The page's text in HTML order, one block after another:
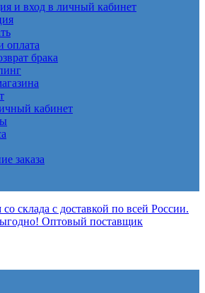
и вход в личный кабинет
оплата
брака
кабинет
заказа